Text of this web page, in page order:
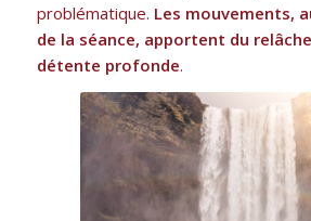
problématique. Les mouvements,
de la séance, apportent du
détente profonde.